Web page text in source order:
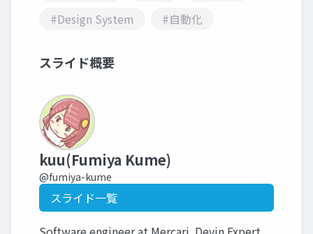
#Design System
#自動化
スライド概要
kuu(Fumiya Kume)
@fumiya-kume
スライド一覧